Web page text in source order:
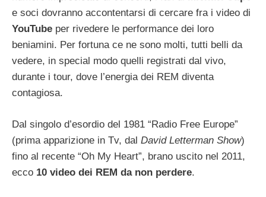
e soci dovranno accontentarsi di cercare fra i video di
YouTube per rivedere le performance dei loro
beniamini. Per fortuna ce ne sono molti, tutti belli da
vedere, in special modo quelli registrati dal vivo,
durante i tour, dove l’energia dei REM diventa
contagiosa.
Dal singolo d’esordio del 1981 “Radio Free Europe”
(prima apparizione in Tv, dal David Letterman Show)
fino al recente “Oh My Heart”, brano uscito nel 2011,
ecco 10 video dei REM da non perdere.